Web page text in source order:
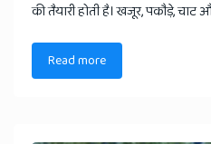
की तैयारी होती है। खजूर, पकौड़े,
Read more